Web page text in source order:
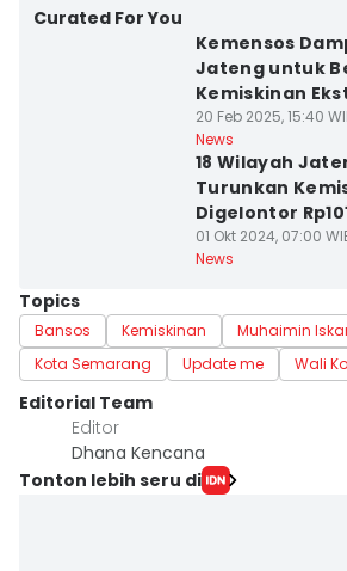
Curated For You
Kemensos
Jateng untuk
Kemiskinan
20 Feb 2025, 15:40
News
18 Wilayah
Turunkan
Digelontor
01 Okt 2024, 07:00
News
Topics
Bansos Kemiskinan
Muhaimin
Kota Semarang
Update me Wali
Editorial Team
Editor
Dhana Kencana
Tonton lebih seru di